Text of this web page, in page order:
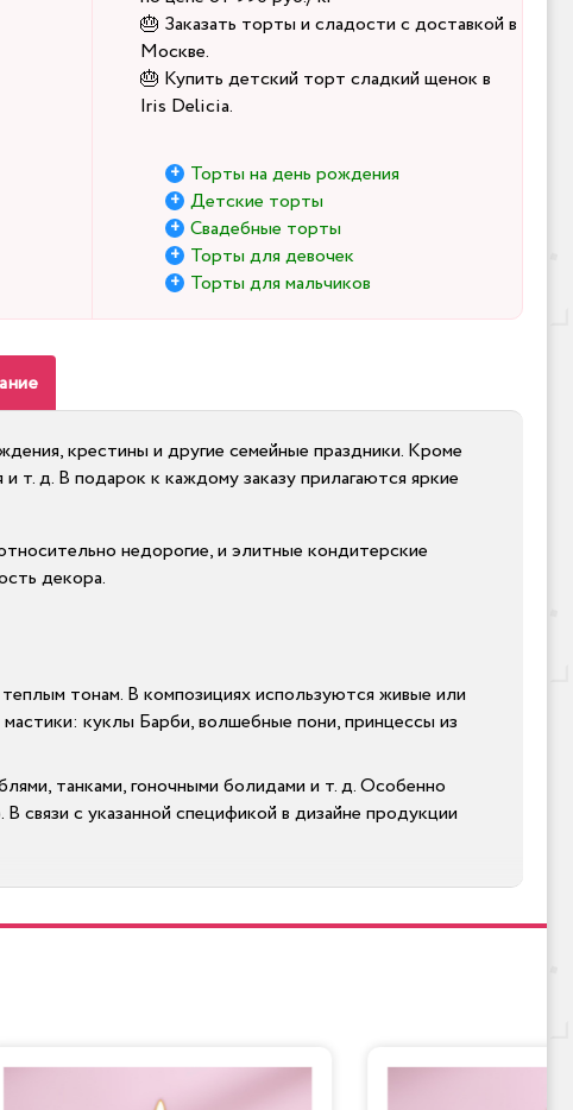
🎂 Заказать торты и сладости с доставкой в
Москве.
🎂 Купить детский торт сладкий щенок в
Iris Delicia.
Торты на день рождения
Детские торты
Свадебные торты
Торты для девочек
Торты для мальчиков
крестины и другие семейные праздники. Кроме
т. д. В подарок к каждому заказу прилагаются яркие
недорогие, и элитные кондитерские
декора.
тонам. В композициях используются живые или
куклы Барби, волшебные пони, принцессы из
танками, гоночными болидами и т. д. Особенно
с указанной спецификой в дизайне продукции
Десерт может состоять из двух-пяти ярусов на